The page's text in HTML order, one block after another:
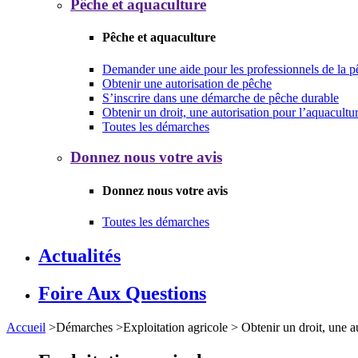
Pêche et aquaculture
Pêche et aquaculture
Demander une aide pour les professionnels de la
Obtenir une autorisation de pêche
S’inscrire dans une démarche de pêche durable
Obtenir un droit, une autorisation pour
Toutes les démarches
Donnez nous votre avis
Donnez nous votre avis
Toutes les démarches
Actualités
Foire Aux Questions
Accueil >Démarches >Exploitation agricole > Obtenir un droit, une